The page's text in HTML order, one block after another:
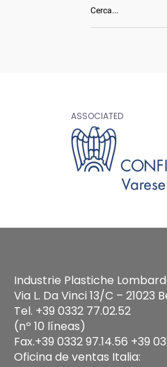
ASSOCIATED
Industrie Plastiche
Via L. Da Vinci 13/C – 21023
Tel. +39 0332 77.02.52
(nº 10 líneas)
Fax.+39 0332 97.14.56 +39
Oficina de ventas Italia: